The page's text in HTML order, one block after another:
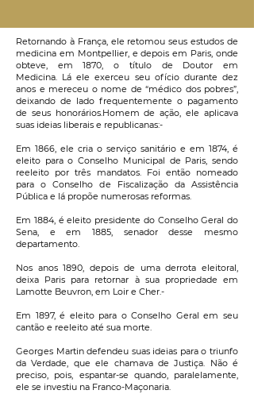
Retornando à França, ele retomou seus estudos de
medicina em Montpellier, e depois em Paris, onde
obteve, em 1870, o título de Doutor em
Medicina. Lá ele exerceu seu ofício durante dez
anos e mereceu o nome de “médico dos pobres”,
deixando de lado frequentemente o pagamento
de seus honorários.Homem de ação, ele aplicava
suas ideias liberais e republicanas:-
Em 1866, ele cria o serviço sanitário e em 1874, é
eleito para o Conselho Municipal de Paris, sendo
reeleito por três mandatos. Foi então nomeado
para o Conselho de Fiscalização da Assistência
Pública e lá propõe numerosas reformas.
Em 1884, é eleito presidente do Conselho Geral do
Sena, e em 1885, senador desse mesmo
departamento.
Nos anos 1890, depois de uma derrota eleitoral,
deixa Paris para retornar à sua propriedade em
Lamotte Beuvron, em Loir e Cher.-
Em 1897, é eleito para o Conselho Geral em seu
cantão e reeleito até sua morte.
Georges Martin defendeu suas ideias para o triunfo
da Verdade, que ele chamava de Justiça. Não é
preciso, pois, espantar-se quando, paralelamente,
ele se investiu na Franco-Maçonaria.